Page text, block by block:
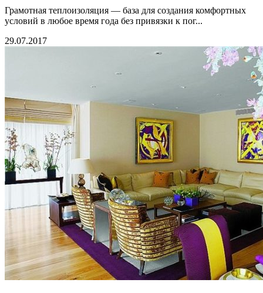
Грамотная теплоизоляция — база для создания комфортных
условий в любое время года без привязки к пог...
29.07.2017